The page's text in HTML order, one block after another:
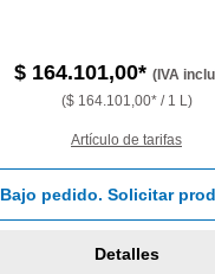
$ 164.101,00* (IVA
($ 164.101,00* / 1 L)
Artículo de tarifas
Bajo pedido. Solicitar
Detalles